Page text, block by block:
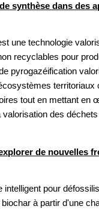
synthèse dans des
une technologie
recyclables pour
pyrogazéification
territoriaux
tout en mettant
des
de nouvelles
intelligent pour
à partir d'une